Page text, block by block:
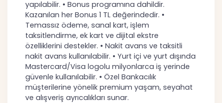
yapılabilir. • Bonus programına dahildir.
Kazanılan her Bonus 1 TL değerindedir. •
Temassız ödeme, sanal kart, işlem
taksitlendirme, ek kart ve dijital ekstre
özelliklerini destekler. • Nakit avans ve taksitli
nakit avans kullanılabilir. • Yurt içi ve yurt dışında
Mastercard/Visa logolu milyonlarca iş yerinde
güvenle kullanılabilir. • Özel Bankacılık
müşterilerine yönelik premium yaşam, seyahat
ve alışveriş ayrıcalıkları sunar.